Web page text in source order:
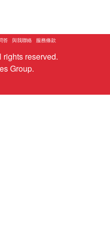
答 與我聯絡 服務條款
reserved.
Group.